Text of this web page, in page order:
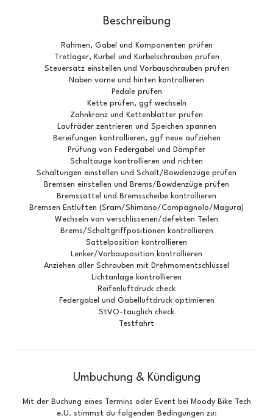
2
t
d
.
Beschreibung
Rahmen, Gabel und Komponenten prüfen
Tretlager, Kurbel und Kurbelschrauben prüfen
Steuersatz einstellen und Vorbauschrauben prüfen
Naben vorne und hinten kontrollieren
Pedale prüfen
Kette prüfen, ggf wechseln
Zahnkranz und Kettenblätter prüfen
Laufräder zentrieren und Speichen spannen
Bereifungen kontrollieren, ggf neue aufziehen
Prüfung von Federgabel und Dämpfer
Schaltauge kontrollieren und richten
Schaltungen einstellen und Schalt/Bowdenzüge prüfen
Bremsen einstellen und Brems/Bowdenzüge prüfen
Bremssattel und Bremsscheibe kontrollieren
Bremsen Entlüften (Sram/Shimano/Compagnolo/Magura)
Wechseln von verschlissenen/defekten Teilen
Brems/Schaltgriffpositionen kontrollieren
Sattelposition kontrollieren
Lenker/Vorbauposition kontrollieren
Anziehen aller Schrauben mit Drehmomentschlüssel
Lichtanlage kontrollieren
Reifenluftdruck check
Federgabel und Gabelluftdruck optimieren
StVO-tauglich check
Testfahrt
Umbuchung & Kündigung
Mit der Buchung eines Termins oder Event bei Moody Bike Tech
e.U. stimmst du folgenden Bedingungen zu: